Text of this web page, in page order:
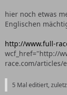
hier noch etwas
Englischen
http://www.full-
wcf_href="http://
race.com/
5 Mal editiert,